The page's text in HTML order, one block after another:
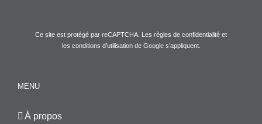
Ce site est protégé par reCAPTCHA. Les règles de confidentialité et
les conditions d’utilisationde Google s’appliquent.
MENU
À propos